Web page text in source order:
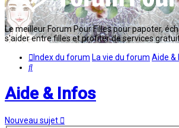
Le meilleur Forum Pour Filles pour papoter,
s'aider entre filles et profiter de services
Index du forum La vie du forum Aide &
Rechercher
Aide & Infos
Nouveau sujet